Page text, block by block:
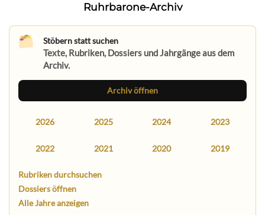
Ruhrbarone-Archiv
Stöbern statt suchen
Texte, Rubriken, Dossiers und Jahrgänge aus dem
Archiv.
Archiv öffnen
2026 2025 2024 2023
2022 2021 2020 2019
Rubriken durchsuchen
Dossiers öffnen
Alle Jahre anzeigen